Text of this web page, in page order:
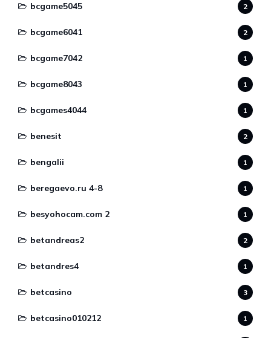
bcgame5045 2
bcgame6041 2
bcgame7042 1
bcgame8043 1
bcgames4044 1
benesit 2
bengalii 1
beregaevo.ru 4-8 1
besyohocam.com 2 1
betandreas2 2
betandres4 1
betcasino 3
betcasino010212 1